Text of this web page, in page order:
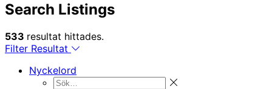
Search Listings
533 resultat hittades.
Filter Resultat
Nyckelord